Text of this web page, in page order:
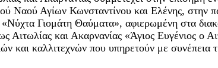
Ναού Αγίων Κωνσταντίνου και Ελένης, στην
Γιομάτη Θαύματα», αφιερωμένη στα
και Ακαρνανίας «Άγιος Ευγένιος ο
καλλιτεχνών που υπηρετούν με συνέπεια